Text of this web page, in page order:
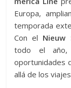
Europa,
temporada
Con el Nieuw
todo el año,
oportunidades
allá de los